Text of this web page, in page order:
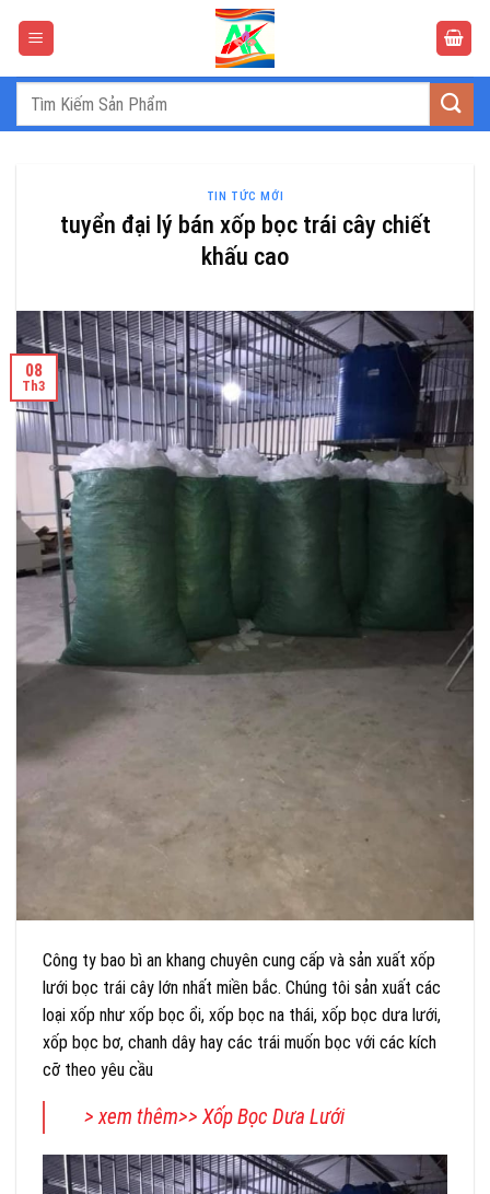
Tìm
TIN TỨC MỚI
tuyển đại lý bán xốp bọc trái cây chiết
khấu cao
08
Th3
Công ty bao bì an khang chuyên cung cấp và sản xuất xốp
lưới bọc trái cây lớn nhất miền bắc. Chúng tôi sản xuất các
loại xốp như xốp bọc ổi, xốp bọc na thái, xốp bọc dưa lưới,
xốp bọc bơ, chanh dây hay các trái muốn bọc với các kích
cỡ theo yêu cầu
> xem thêm>> Xốp Bọc Dưa Lưới